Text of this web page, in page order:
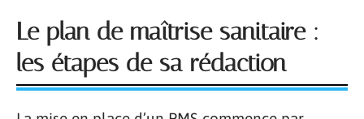
Le plan de maîtrise sanitaire :
les étapes de sa rédaction